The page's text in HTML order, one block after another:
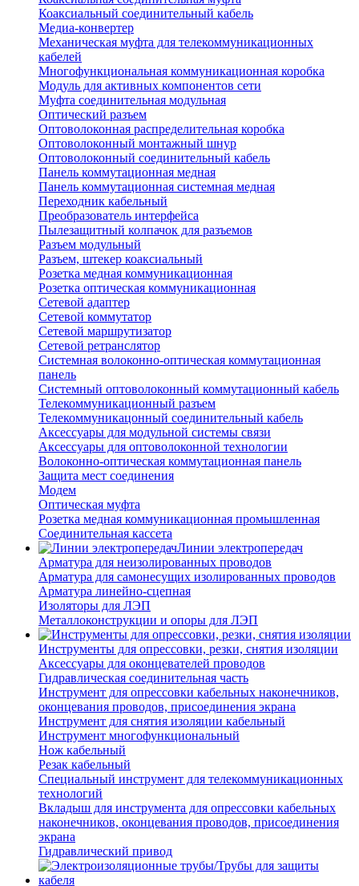
Коаксиальный соединительный кабель
Медиа-конвертер
Механическая муфта для телекоммуникационных
кабелей
Многофункциональная коммуникационная коробка
Модуль для активных компонентов сети
Муфта соединительная модульная
Оптический разъем
Оптоволоконная распределительная коробка
Оптоволоконный монтажный шнур
Оптоволоконный соединительный кабель
Панель коммутационная медная
Панель коммутационная системная медная
Переходник кабельный
Преобразователь интерфейса
Пылезащитный колпачок для разъемов
Разъем модульный
Разъем, штекер коаксиальный
Розетка медная коммуникационная
Розетка оптическая коммуникационная
Сетевой адаптер
Сетевой коммутатор
Сетевой маршрутизатор
Сетевой ретранслятор
Системная волоконно-оптическая коммутационная
панель
Системный оптоволоконный коммутационный кабель
Телекоммуникационный разъем
Телекоммуникацонный соединительный кабель
Аксессуары для модульной системы связи
Аксессуары для оптоволоконной технологии
Волоконно-оптическая коммутационная панель
Защита мест соединения
Модем
Оптическая муфта
Розетка медная коммуникационная промышленная
Соединительная кассета
Линии электропередач
Арматура для неизолированных проводов
Арматура для самонесущих изолированных проводов
Арматура линейно-сцепная
Изоляторы для ЛЭП
Металлоконструкции и опоры для ЛЭП
Инструменты для опрессовки, резки, снятия изоляции
Аксессуары для оконцевателей проводов
Гидравлическая соединительная часть
Инструмент для опрессовки кабельных наконечников,
оконцевания проводов, присоединения экрана
Инструмент для снятия изоляции кабельный
Инструмент многофункциональный
Нож кабельный
Резак кабельный
Специальный инструмент для телекоммуникационных
технологий
Вкладыш для инструмента для опрессовки кабельных
наконечников, оконцевания проводов, присоединения
экрана
Гидравлический привод